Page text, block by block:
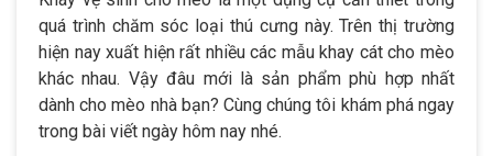
quá trình chăm sóc loại thú cưng này. Trên thị trường
hiện nay xuất hiện rất nhiều các mẫu khay cát cho mèo
khác nhau. Vậy đâu mới là sản phẩm phù hợp nhất
dành cho mèo nhà bạn? Cùng chúng tôi khám phá ngay
trong bài viết ngày hôm nay nhé.